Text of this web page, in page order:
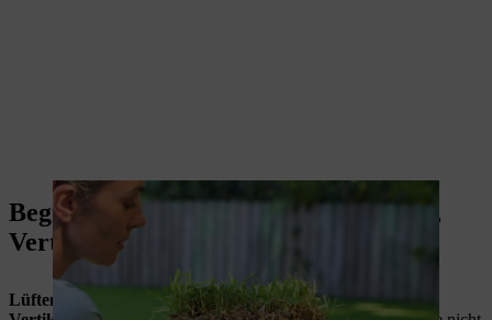
Begriffskunde: Aerifizieren, Striegeln,
Vertikutieren?
Lüften oder Belüften? Aerifizieren, Striegeln oder